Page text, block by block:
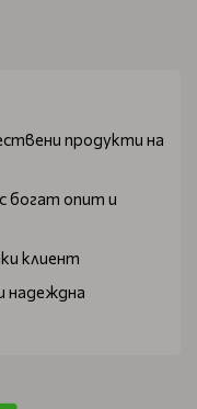
продукти на
богат опит и
клиент
надеждна